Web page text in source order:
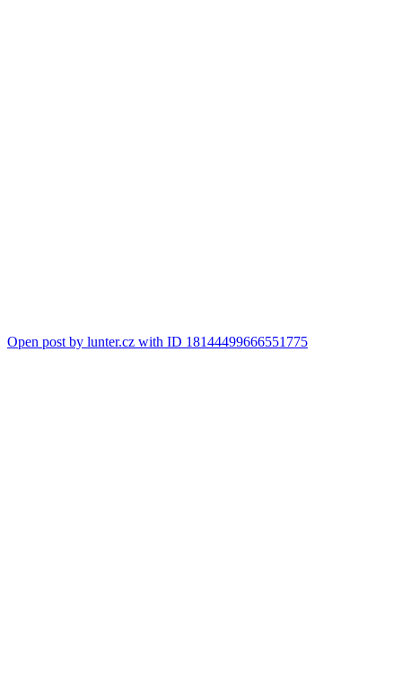
Open post by lunter.cz with ID 18144499666551775